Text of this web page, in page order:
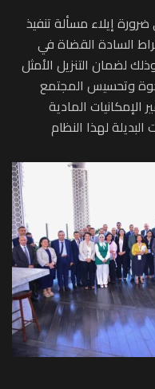
إيلاء مسألة تنفيذ
السادة القضاة في
لضمان التنزيل الأمثل
وتحسيس المجتمع
المادية
لهذا النظام